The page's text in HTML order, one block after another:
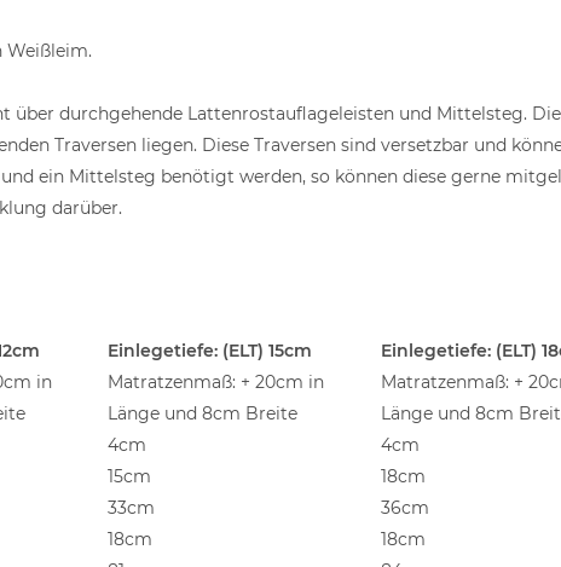
Weißleim.
durchgehende Lattenrostauflageleisten und Mittelsteg.
Traversen liegen. Diese Traversen sind versetzbar und
ein Mittelsteg benötigt werden, so können diese gerne
darüber.
Einlegetiefe: (ELT) 15cm
Einlegetiefe: (ELT)
in
Matratzenmaß: + 20cm in
Länge und 8cm Breite
Matratzenmaß: +
Länge und 8cm
4cm
4cm
15cm
18cm
33cm
36cm
18cm
18cm